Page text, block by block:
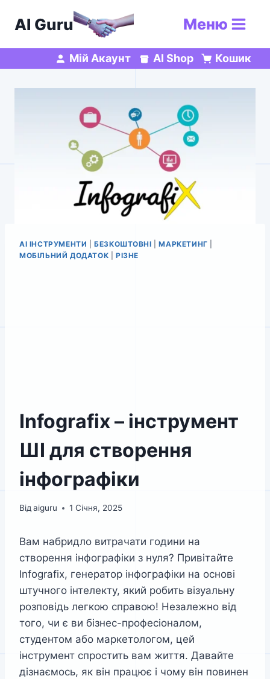
AI Guru Меню
Мій Акаунт AI Shop Кошик
AI ІНСТРУМЕНТИ |БЕЗКОШТОВНІ |МАРКЕТИНГ
МОБІЛЬНИЙ ДОДАТОК
РІЗНЕ
Infografix – інструмент
ШІ для створення
інфографіки
Відaiguru 1 Січня, 2025
Вам набридло витрачати години на
створення інфографіки з нуля? Привітайте
Infografix, генератор інфографіки на основі
штучного інтелекту, який робить візуальну
розповідь легкою справою! Незалежно від
того, чи є ви бізнес-професіоналом,
студентом або маркетологом, цей
інструмент спростить вам життя. Давайте
дізнаємось, як він працює і чому він повинен